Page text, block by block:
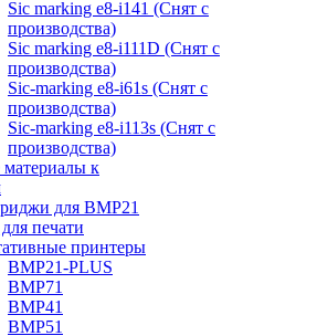
Sic marking e8-i141 (Снят с
производства)
Sic marking e8-i111D (Снят с
производства)
Sic-marking e8-i61s (Снят с
производства)
Sic-marking e8-i113s (Снят с
производства)
материалы к
для BMP21
печати
принтеры
BMP21-PLUS
BMP71
BMP41
BMP51